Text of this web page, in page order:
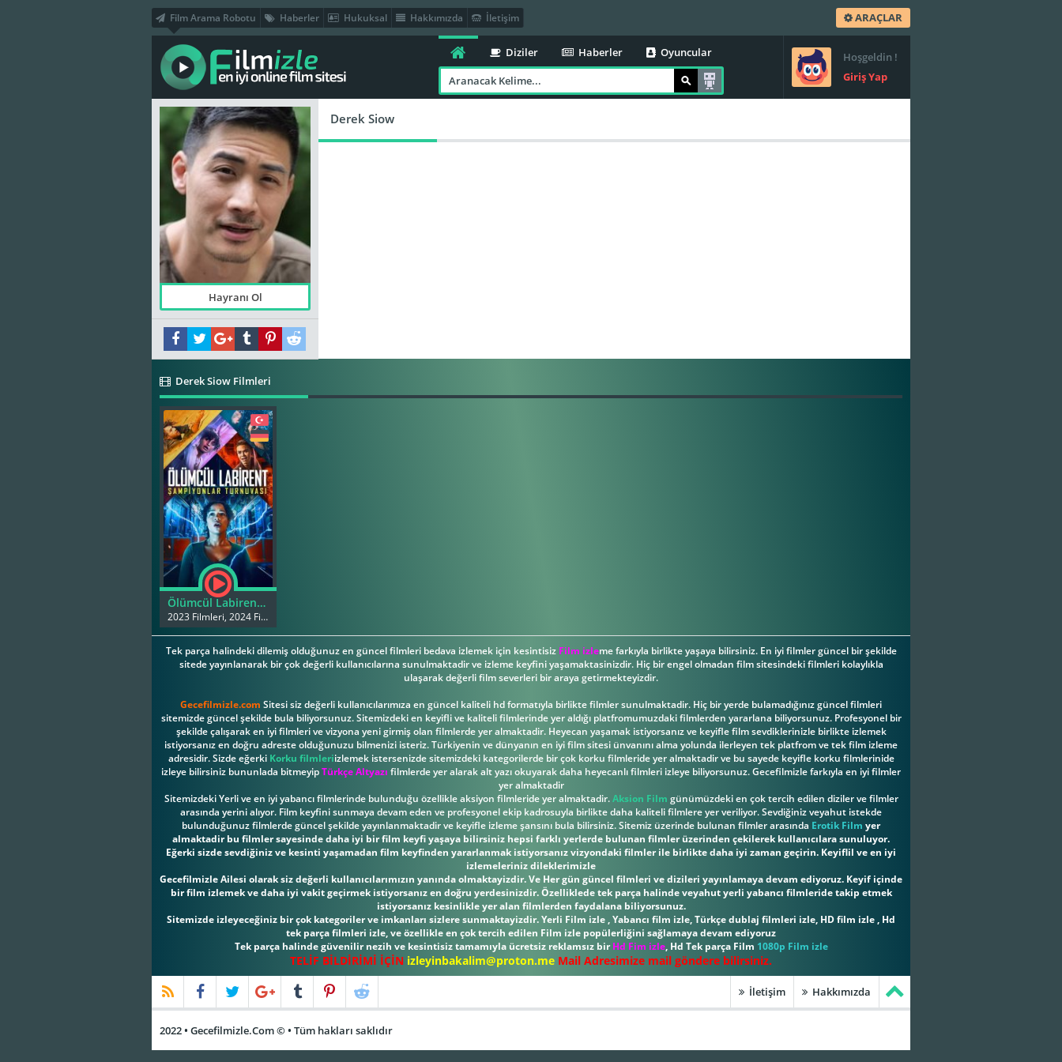
Film Arama Robotu Haberler Hukuksal Hakkımızda İletişim ARAÇLAR
Hoşgeldin !
Giriş Yap
Diziler Haberler Oyuncular
Hayranı Ol
Derek Siow
Derek Siow Filmleri
Ölümcül Labirent Şampiyonlar Turnuvası
2023 Filmleri, 2024 Filmleri
Tek parça halindeki dilemiş olduğunuz en güncel filmleri bedava izlemek için kesintisiz Film izleme farkıyla birlikte yaşaya bilirsiniz. En iyi filmler güncel bir şekilde
sitede yayınlanarak bir çok değerli kullanıcılarına sunulmaktadir ve izleme keyfini yaşamaktasinizdir. Hiç bir engel olmadan film sitesindeki filmleri kolaylıkla
ulaşarak değerli film severleri bir araya getirmekteyizdir.
Gecefilmizle.com Sitesi siz değerli kullanıcılarımıza en güncel kaliteli hd formatıyla birlikte filmler sunulmaktadir. Hiç bir yerde bulamadığınız güncel filmleri
sitemizde güncel şekilde bula biliyorsunuz. Sitemizdeki en keyifli ve kaliteli filmlerinde yer aldığı platfromumuzdaki filmlerden yararlana biliyorsunuz. Profesyonel bir
şekilde çalışarak en iyi filmleri ve vizyona yeni girmiş olan filmlerde yer almaktadir. Heyecan yaşamak istiyorsanız ve keyifle film sevdiklerinizle birlikte izlemek
istiyorsanız en doğru adreste olduğunuzu bilmenizi isteriz. Türkiyenin ve dünyanın en iyi film sitesi ünvanını alma yolunda ilerleyen tek platfrom ve tek film izleme
adresidir. Sizde eğerki Korku filmleriizlemek istersenizde sitemizdeki kategorilerde bir çok korku filmleride yer almaktadir ve bu sayede keyifle korku filmlerinide
izleye bilirsiniz bununlada bitmeyipTürkçe Altyazı filmlerde yer alarak alt yazı okuyarak daha heyecanlı filmleri izleye biliyorsunuz. Gecefilmizle farkıyla en iyi filmler
yer almaktadir
Sitemizdeki Yerli ve en iyi yabancı filmlerinde bulunduğu özellikle aksiyon filmleride yer almaktadir.Aksion Film günümüzdeki en çok tercih edilen diziler ve filmler
arasında yerini alıyor. Film keyfini sunmaya devam eden ve profesyonel ekip kadrosuyla birlikte daha kaliteli filmlere yer veriliyor. Sevdiğiniz veyahut istekde
bulunduğunuz filmlerde güncel şekilde yayınlanmaktadir ve keyifle izleme şansını bula bilirsiniz. Sitemiz üzerinde bulunan filmler arasında Erotik Film yer
almaktadir bu filmler sayesinde daha iyi bir film keyfi yaşaya bilirsiniz hepsi farklı yerlerde bulunan filmler üzerinden çekilerek kullanıcılara sunuluyor.
Eğerki sizde sevdiğiniz ve kesinti yaşamadan film keyfinden yararlanmak istiyorsanız vizyondaki filmler ile birlikte daha iyi zaman geçirin. Keyiflil ve en iyi
izlemeleriniz dileklerimizle
Gecefilmizle Ailesi olarak siz değerli kullanıcılarımızın yanında olmaktayizdir. Ve Her gün güncel filmleri ve dizileri yayınlamaya devam ediyoruz. Keyif içinde
bir film izlemek ve daha iyi vakit geçirmek istiyorsanız en doğru yerdesinizdir. Özelliklede tek parça halinde veyahut yerli yabancı filmleride takip etmek
istiyorsanız kesinlikle yer alan filmlerden faydalana biliyorsunuz.
Sitemizde izleyeceğiniz bir çok kategoriler ve imkanları sizlere sunmaktayizdir. Yerli Film izle , Yabancı film izle, Türkçe dublaj filmleri izle, HD film izle , Hd
tek parça filmleri izle, ve özellikle en çok tercih edilen Film izle popülerliğini sağlamaya devam ediyoruz
Tek parça halinde güvenilir nezih ve kesintisiz tamamıyla ücretsiz reklamsız birHd Fim izle, Hd Tek parça Film 1080p Film izle
TELİF BİLDİRİMİ İÇİN izleyinbakalim@proton.me Mail Adresimize mail göndere bilirsiniz.
İletişim Hakkımızda
2022 • Gecefilmizle.Com © • Tüm hakları saklıdır